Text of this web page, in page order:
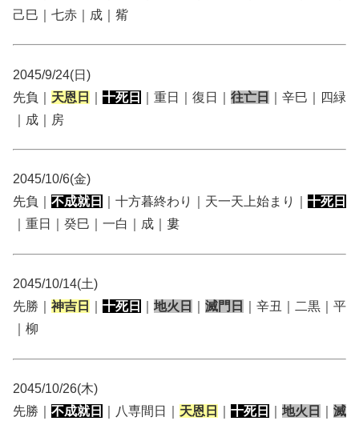
己巳｜七赤｜成｜觜
2045/9/24(日)
先負｜ 天恩日 十死日 ｜重日｜復日｜ 往亡日
｜辛巳｜四緑
｜成｜房
2045/10/6(金)
先負｜ 不成就日 ｜十方暮終わり｜天一天上始まり｜ 十死日
｜重日｜癸巳｜一白｜成｜婁
2045/10/14(土)
先勝｜ 神吉日 十死日 地火日 滅門日
｜辛丑｜二黒｜平
｜柳
2045/10/26(木)
先勝｜ 不成就日 ｜八専間日｜ 天恩日 十死日 地火日
滅